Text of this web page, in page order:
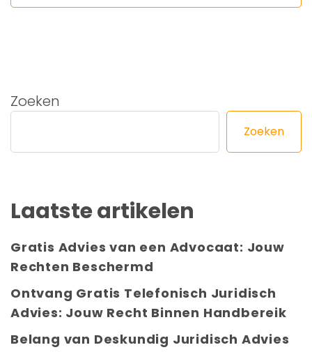
Zoeken
Zoeken
Laatste artikelen
Gratis Advies van een Advocaat: Jouw
Rechten Beschermd
Ontvang Gratis Telefonisch Juridisch
Advies: Jouw Recht Binnen Handbereik
Belang van Deskundig Juridisch Advies